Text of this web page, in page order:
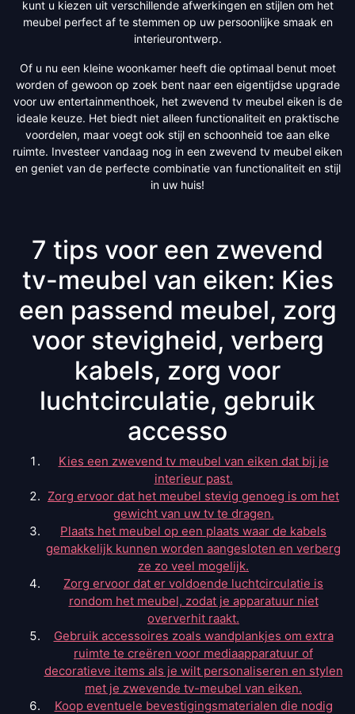
kunt u kiezen uit verschillende afwerkingen en stijlen om het
meubel perfect af te stemmen op uw persoonlijke smaak en
interieurontwerp.
Of u nu een kleine woonkamer heeft die optimaal benut moet
worden of gewoon op zoek bent naar een eigentijdse upgrade
voor uw entertainmenthoek, het zwevend tv meubel eiken is de
ideale keuze. Het biedt niet alleen functionaliteit en praktische
voordelen, maar voegt ook stijl en schoonheid toe aan elke
ruimte. Investeer vandaag nog in een zwevend tv meubel eiken
en geniet van de perfecte combinatie van functionaliteit en stijl
in uw huis!
7 tips voor een zwevend
tv-meubel van eiken: Kies
een passend meubel, zorg
voor stevigheid, verberg
kabels, zorg voor
luchtcirculatie, gebruik
accesso
Kies een zwevend tv meubel van eiken dat bij je
interieur past.
Zorg ervoor dat het meubel stevig genoeg is om het
gewicht van uw tv te dragen.
Plaats het meubel op een plaats waar de kabels
gemakkelijk kunnen worden aangesloten en verberg
ze zo veel mogelijk.
Zorg ervoor dat er voldoende luchtcirculatie is
rondom het meubel, zodat je apparatuur niet
oververhit raakt.
Gebruik accessoires zoals wandplankjes om extra
ruimte te creëren voor mediaapparatuur of
decoratieve items als je wilt personaliseren en stylen
met je zwevende tv-meubel van eiken.
Koop eventuele bevestigingsmaterialen die nodig